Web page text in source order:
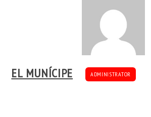
EL MUNÍCIPE ADMINISTRATOR